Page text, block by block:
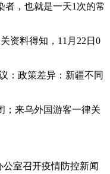
者，也就是一天1次的常
资料得知，11月22日0
：政策差异：新疆不同
；来乌外国游客一律关
室召开疫情防控新闻